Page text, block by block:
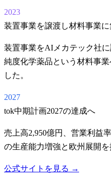
2023
装置事業を譲渡し材料事業に
装置事業をAIメカテック社
純度化学薬品という材料事
した。
2027
tok中期計画2027の達成へ
売上高2,950億円、営業利益
の生産能力増強と欧州展開を
公式サイトを見る →